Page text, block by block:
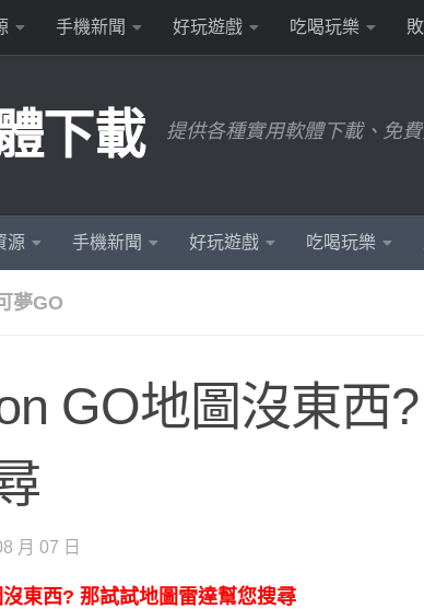
手機新聞 好玩遊戲 吃喝玩樂
下載 提供各種實用軟體下載、免
源 手機新聞 好玩遊戲 吃喝玩樂
夢GO
GO地圖沒東西
月 07 日
東西? 那試試地圖雷達幫您搜尋